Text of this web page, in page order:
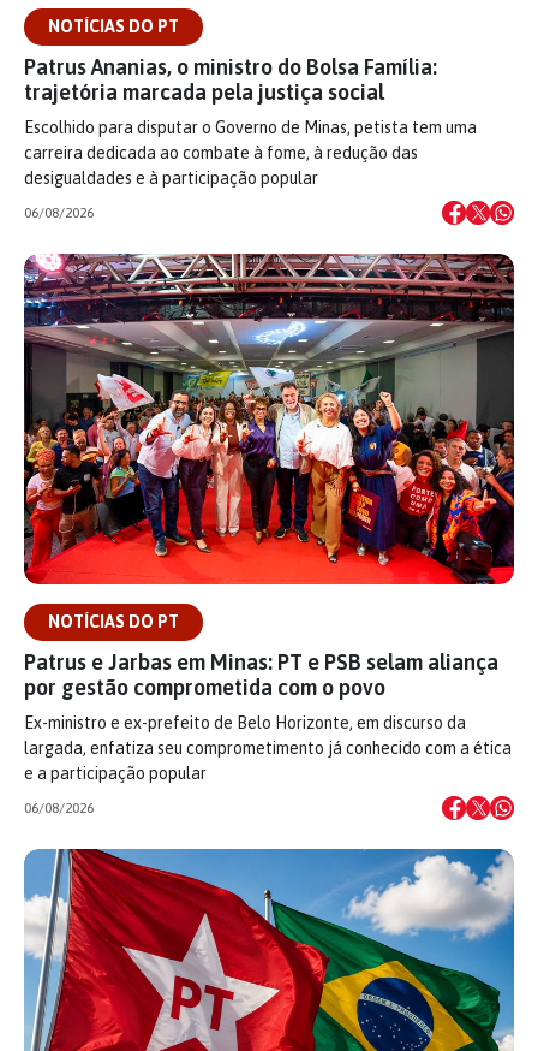
NOTÍCIAS DO PT
Patrus Ananias, o ministro do Bolsa Família:
trajetória marcada pela justiça social
Escolhido para disputar o Governo de Minas, petista tem uma
carreira dedicada ao combate à fome, à redução das
desigualdades e à participação popular
06/08/2026
NOTÍCIAS DO PT
Patrus e Jarbas em Minas: PT e PSB selam aliança
por gestão comprometida com o povo
Ex-ministro e ex-prefeito de Belo Horizonte, em discurso da
largada, enfatiza seu comprometimento já conhecido com a ética
e a participação popular
06/08/2026